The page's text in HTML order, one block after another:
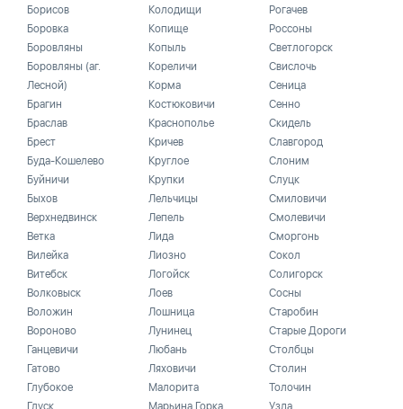
Борисов
Боровка
Боровляны
Боровляны (аг.
Лесной)
Брагин
Браслав
Брест
Буда-Кошелево
Буйничи
Быхов
Верхнедвинск
Ветка
Вилейка
Витебск
Волковыск
Воложин
Вороново
Ганцевичи
Гатово
Глубокое
Глуск
Колодищи
Копище
Копыль
Кореличи
Корма
Костюковичи
Краснополье
Кричев
Круглое
Крупки
Лельчицы
Лепель
Лида
Лиозно
Логойск
Лоев
Лошница
Лунинец
Любань
Ляховичи
Малорита
Марьина Горка
Рогачев
Россоны
Светлогорск
Свислочь
Сеница
Сенно
Скидель
Славгород
Слоним
Слуцк
Смиловичи
Смолевичи
Сморгонь
Сокол
Солигорск
Сосны
Старобин
Старые Дороги
Столбцы
Столин
Толочин
Узда